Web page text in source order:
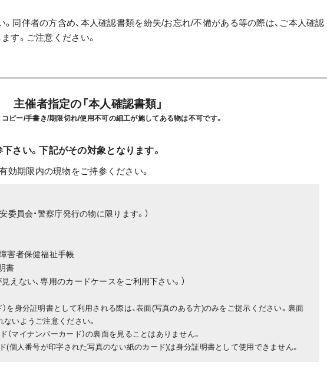
同伴者の方含め、本人確認書類を紛失/お忘れ/不備がある等の際は、ご本人確認
す。ご注意ください。
主催者指定の「本人確認書類」
コピー/手書き/期限切れ/使用不可の細工が施してある物は不可です。
さい。下記がその対象となります。
期限内の現物をご持参ください。
委員会・警察庁発行の物に限ります。）
障害者保健福祉手帳
書
えない、専用のカードケースをご利用下さい。）
を身分証明書として利用される際は、表面(写真のある方)のみをご提示ください。裏面
いようご注意ください。
（マイナンバーカード）の裏面を見ることはありません。
(個人番号が印字された写真のない紙のカード)は身分証明書として使用できません。